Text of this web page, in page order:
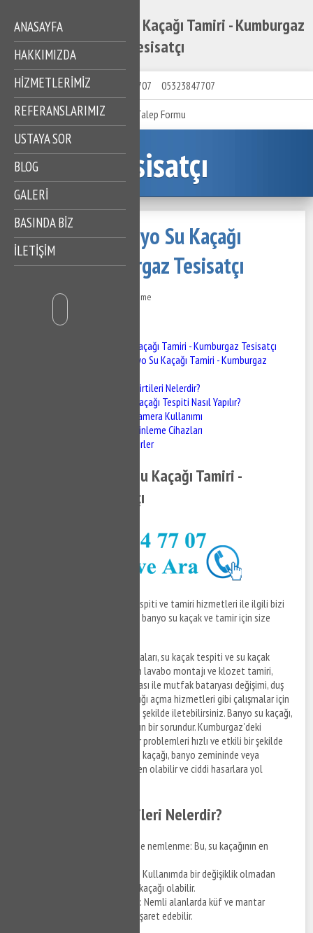
Kumburgaz Banyo Su Kaçağı Tamiri - Kumburgaz
Tesisatçı
ANASAYFA
HAKKIMIZDA
HIZMETLERIMIZ
REFERANSLARIMIZ
USTAYA SOR
BLOG
GALERİ
BASINDA BİZ
İLETİŞİM
05323847707 05323847707
Talep Formu
Tesisatçı
Kumburgaz Banyo Su Kaçağı
Tamiri - Kumburgaz Tesisatçı
15 Temmuz 2024 231 Görüntüleme
İçindekiler
Kumburgaz Banyo Su Kaçağı Tamiri - Kumburgaz Tesisatçı
Kumburgaz Banyo Su Kaçağı Tamiri - Kumburgaz
Su Kaçağının Belirtileri Nelerdir?
Kumburgaz Su Kaçağı Tespiti Nasıl Yapılır?
Termal Kamera Kullanımı
Akustik Dinleme Cihazları
Nem Ölçerler
Kumburgaz Banyo Su Kaçağı Tamiri -
Kumburgaz Tesisatçı
Kumburgaz banyo su kaçağı tespiti ve tamiri hizmetleri ile ilgili bizi
arayabilir, Kumburgaz tesisatçı banyo su kaçak ve tamir için size
Kumburgaz banyo tesisatı arızaları, su kaçak tespiti ve su kaçak
tamiri, Kumburgaz bölgesinden lavabo montajı ve klozet tamiri,
musluk tamiri ve banyo bataryası ile mutfak bataryası değişimi, duş
seti montajı ve klozet tıkanıklığı açma hizmetleri gibi çalışmalar için
bizi arayabilir, taleplerinizi hızlı şekilde iletebilirsiniz. Banyo su kaçağı,
ev sahiplerinin karşılaştığı yaygın bir sorundur. Kumburgaz'deki
profesyonel tesisatçılar, bu tür problemleri hızlı ve etkili bir şekilde
çözmek için uzmanlaşmıştır. Su kaçağı, banyo zemininde veya
duvarlarında su sızıntısına neden olabilir ve ciddi hasarlara yol
Su Kaçağının Belirtileri Nelerdir?
Duvarlarda veya zeminde nemlenme: Bu, su kaçağının en
Su faturasında ani artış: Kullanımda bir değişiklik olmadan
faturada artış varsa, su kaçağı olabilir.
Küf ve mantar oluşumu: Nemli alanlarda küf ve mantar
görülmesi, su kaçağına işaret edebilir.